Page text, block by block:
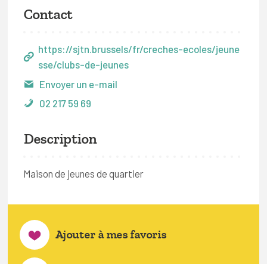
Contact
https://sjtn.brussels/fr/creches-ecoles/jeune
sse/clubs-de-jeunes
Envoyer un e-mail
02 217 59 69
Description
Maison de jeunes de quartier
Ajouter à mes favoris